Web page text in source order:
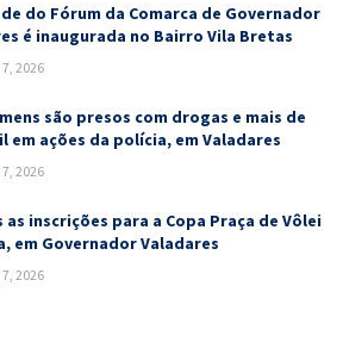
do Fórum da Comarca de Governador
é inaugurada no Bairro Vila Bretas
2026
são presos com drogas e mais de
em ações da polícia, em Valadares
2026
as inscrições para a Copa Praça de Vôlei
em Governador Valadares
2026